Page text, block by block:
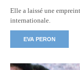
Elle a laissé une
internationale.
EVA PERON